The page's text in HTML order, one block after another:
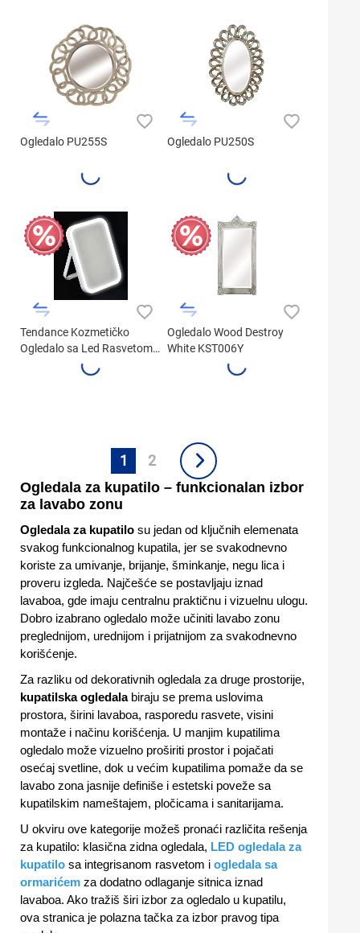
Ogledalo PU255S Ogledalo PU250S
Tendance Kozmetičko
Ogledalo sa Led Rasvetom
na Stalku Belo 8551100
Ogledalo Wood Destroy
White KST006Y
1 2
Ogledala za kupatilo – funkcionalan izbor
za lavabo zonu
Ogledala za kupatilo su jedan od ključnih elemenata
svakog funkcionalnog kupatila, jer se svakodnevno
koriste za umivanje, brijanje, šminkanje, negu lica i
proveru izgleda. Najčešće se postavljaju iznad
lavaboa, gde imaju centralnu praktičnu i vizuelnu ulogu.
Dobro izabrano ogledalo može učiniti lavabo zonu
preglednijom, urednijom i prijatnijom za svakodnevno
korišćenje.
Za razliku od dekorativnih ogledala za druge prostorije,
kupatilska ogledalabiraju se prema uslovima
prostora, širini lavaboa, rasporedu rasvete, visini
montaže i načinu korišćenja. U manjim kupatilima
ogledalo može vizuelno proširiti prostor i pojačati
osećaj svetline, dok u većim kupatilima pomaže da se
lavabo zona jasnije definiše i estetski poveže sa
kupatilskim nameštajem, pločicama i sanitarijama.
U okviru ove kategorije možeš pronaći različita rešenja
za kupatilo: klasična zidna ogledala, LED ogledala za
kupatilo sa integrisanom rasvetom i ogledala sa
ormarićem za dodatno odlaganje sitnica iznad
lavaboa. Ako tražiš širi izbor za ogledalo u kupatilu,
ova stranica je polazna tačka za izbor pravog tipa